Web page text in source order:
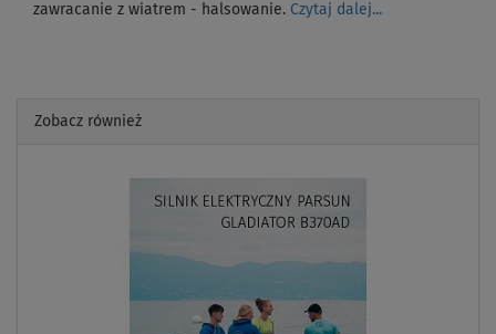
zawracanie z wiatrem - halsowanie. Czytaj dalej...
Zobacz również